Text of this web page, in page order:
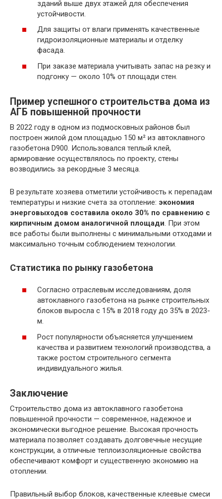
зданий выше двух этажей для обеспечения
устойчивости.
Для защиты от влаги применять качественные
гидроизоляционные материалы и отделку
фасада.
При заказе материала учитывать запас на резку и
подгонку — около 10% от площади стен.
Пример успешного строительства дома из
АГБ повышенной прочности
В 2022 году в одном из подмосковных районов был
построен жилой дом площадью 150 м² из автоклавного
газобетона D900. Использовался теплый клей,
армирование осуществлялось по проекту, стены
возводились за рекордные 3 месяца.
В результате хозяева отметили устойчивость к перепадам
температуры и низкие счета за отопление: экономия
энерговыходов составила около 30% по сравнению с
кирпичным домом аналогичной площади . При этом
все работы были выполнены с минимальными отходами и
максимально точным соблюдением технологии.
Статистика по рынку газобетона
Согласно отраслевым исследованиям, доля
автоклавного газобетона на рынке строительных
блоков выросла с 15% в 2018 году до 35% в 2023-
м.
Рост популярности объясняется улучшением
качества и развитием технологий производства, а
также ростом строительного сегмента
индивидуального жилья.
Заключение
Строительство дома из автоклавного газобетона
повышенной прочности — современное, надежное и
экономически выгодное решение. Высокая прочность
материала позволяет создавать долговечные несущие
конструкции, а отличные теплоизоляционные свойства
обеспечивают комфорт и существенную экономию на
отоплении.
Правильный выбор блоков, качественные клеевые смеси